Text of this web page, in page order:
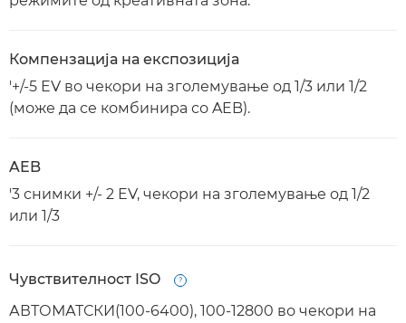
Компензација на експозиција
'+/-5 EV во чекори на зголемување од 1/3 или 1/2
(може да се комбинира со AEB).
AEB
'3 снимки +/- 2 EV, чекори на зголемување од 1/2
или 1/3
Чувствителност ISO
Open
АВТОМАТСКИ(100-6400), 100-12800 во чекори на